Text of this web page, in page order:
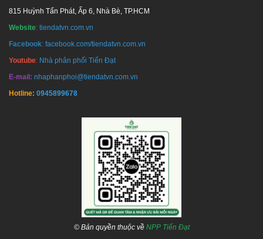
815 Huỳnh Tấn Phát, Ấp 6, Nhà Bè, TP.HCM
Website: tiendatvn.com.vn
Facebook: facebook.com/tiendatvn.com.vn
Youtube: Nhà phân phối Tiến Đạt
E-mail: nhaphanphoi@tiendatvn.com.vn
Hotline: 0945899678
© Bản quyền thuộc về NPP Tiến Đạt